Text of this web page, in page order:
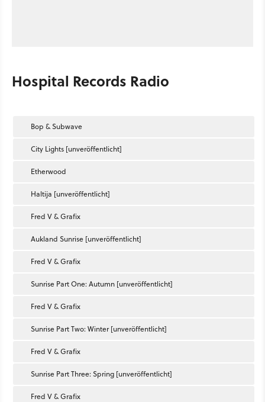
Hospital Records Radio
Bop & Subwave
City Lights [unveröffentlicht]
Etherwood
Haltija [unveröffentlicht]
Fred V & Grafix
Aukland Sunrise [unveröffentlicht]
Fred V & Grafix
Sunrise Part One: Autumn [unveröffentlicht]
Fred V & Grafix
Sunrise Part Two: Winter [unveröffentlicht]
Fred V & Grafix
Sunrise Part Three: Spring [unveröffentlicht]
Fred V & Grafix